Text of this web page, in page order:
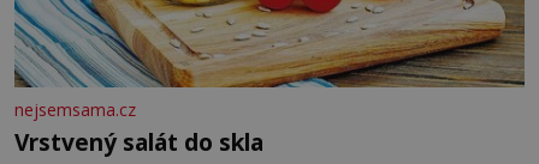
nejsemsama.cz
Vrstvený salát do skla